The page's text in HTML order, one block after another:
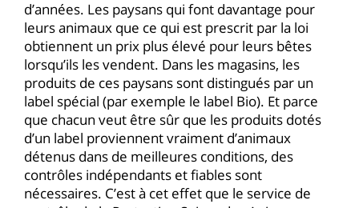
d’années. Les paysans qui font davantage pour
leurs animaux que ce qui est prescrit par la loi
obtiennent un prix plus élevé pour leurs bêtes
lorsqu’ils les vendent. Dans les magasins, les
produits de ces paysans sont distingués par un
label spécial (par exemple le label Bio). Et parce
que chacun veut être sûr que les produits dotés
d’un label proviennent vraiment d’animaux
détenus dans de meilleures conditions, des
contrôles indépendants et fiables sont
nécessaires. C’est à cet effet que le service de